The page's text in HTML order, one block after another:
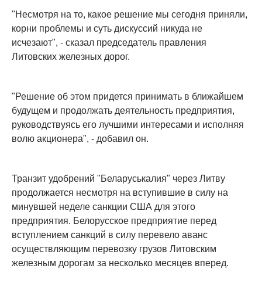
"Несмотря на то, какое решение мы сегодня приняли,
корни проблемы и суть дискуссий никуда не
исчезают", - сказал председатель правления
Литовских железных дорог.
"Решение об этом придется принимать в ближайшем
будущем и продолжать деятельность предприятия,
руководствуясь его лучшими интересами и исполняя
волю акционера", - добавил он.
Транзит удобрений "Беларуськалия" через Литву
продолжается несмотря на вступившие в силу на
минувшей неделе санкции США для этого
предприятия. Белорусское предприятие перед
вступлением санкций в силу перевело аванс
осуществляющим перевозку грузов Литовским
железным дорогам за несколько месяцев вперед.